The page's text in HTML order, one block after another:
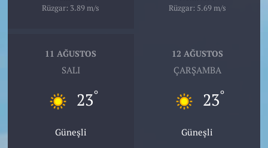
Rüzgar: 3.89 m/s
Rüzgar: 5.69 m/s
11 AĞUSTOS
SALI
23°
Güneşli
12 AĞUSTOS
ÇARŞAMBA
23°
Güneşli